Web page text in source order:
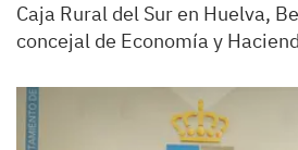
Caja Rural del Sur en Huelva,
concejal de Economía y